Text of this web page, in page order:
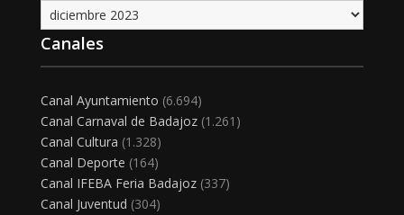
Archivo
Canales
Canal Ayuntamiento (6.694)
Canal Carnaval de Badajoz(1.261)
Canal Cultura (1.328)
Canal Deporte (164)
Canal IFEBA Feria Badajoz(337)
Canal Juventud (304)